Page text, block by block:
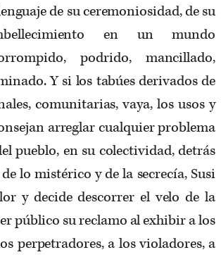
de su ceremoniosidad, de su
en un mundo
podrido, mancillado,
Y si los tabúes derivados de
comunitarias, vaya, los usos y
arreglar cualquier problema
pueblo, en su colectividad, detrás
lo mistérico y de la secrecía, Susi
y decide descorrer el velo de la
público su reclamo al exhibir a los
perpetradores, a los violadores, a